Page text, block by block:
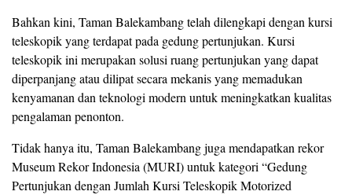
Bahkan kini, Taman Balekambang telah dilengkapi dengan kursi
teleskopik yang terdapat pada gedung pertunjukan. Kursi
teleskopik ini merupakan solusi ruang pertunjukan yang dapat
diperpanjang atau dilipat secara mekanis yang memadukan
kenyamanan dan teknologi modern untuk meningkatkan kualitas
pengalaman penonton.
Tidak hanya itu, Taman Balekambang juga mendapatkan rekor
Museum Rekor Indonesia (MURI) untuk kategori “Gedung
Pertunjukan dengan Jumlah Kursi Teleskopik Motorized